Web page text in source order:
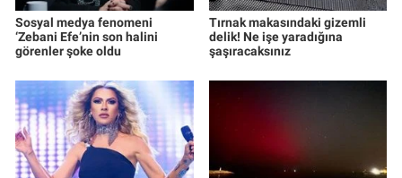
Sosyal medya fenomeni
‘Zebani Efe’nin son halini
görenler şoke oldu
Tırnak makasındaki gizemli
delik! Ne işe yaradığına
şaşıracaksınız